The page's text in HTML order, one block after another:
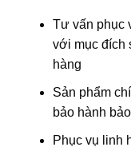
Tư vấn phục
với mục đích
hàng
Sản phẩm
bảo hành
Phục vụ linh